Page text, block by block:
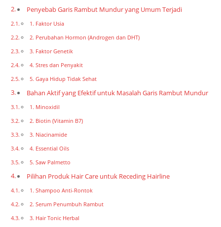
Penyebab Garis Rambut Mundur yang Umum Terjadi
1. Faktor Usia
2. Perubahan Hormon (Androgen dan DHT)
3. Faktor Genetik
4. Stres dan Penyakit
5. Gaya Hidup Tidak Sehat
Bahan Aktif yang Efektif untuk Masalah Garis Rambut Mundur
1. Minoxidil
2. Biotin (Vitamin B7)
3. Niacinamide
4. Essential Oils
5. Saw Palmetto
Pilihan Produk Hair Care untuk Receding Hairline
1. Shampoo Anti-Rontok
2. Serum Penumbuh Rambut
3. Hair Tonic Herbal